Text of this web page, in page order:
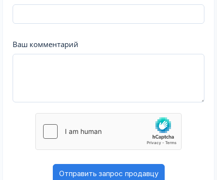
Ваш комментарий